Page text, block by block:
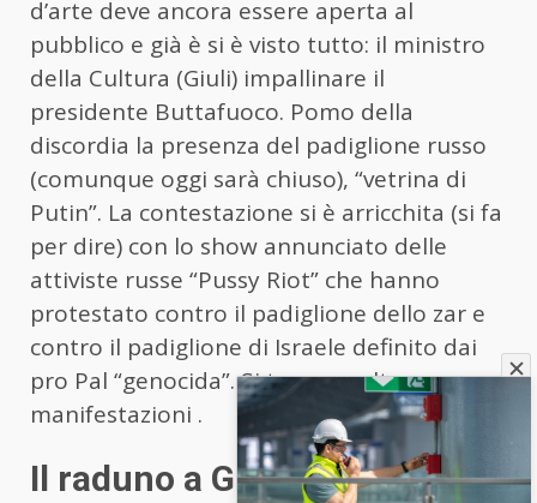
d’arte deve ancora essere aperta al
pubblico e già è si è visto tutto: il ministro
della Cultura (Giuli) impallinare il
presidente Buttafuoco. Pomo della
discordia la presenza del padiglione russo
(comunque oggi sarà chiuso), “vetrina di
Putin”. La contestazione si è arricchita (si fa
per dire) con lo show annunciato delle
attiviste russe “Pussy Riot” che hanno
protestato contro il padiglione dello zar e
contro il padiglione di Israele definito dai
pro Pal “genocida”. Si temono altre
manifestazioni .
Il raduno a Genova degli